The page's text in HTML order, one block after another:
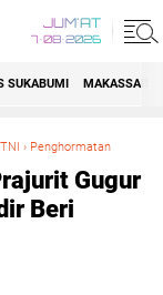
JUM'AT
7•08•2026
SUKABUMI MAKASSAR
› Penghormatan
Gugur
Beri